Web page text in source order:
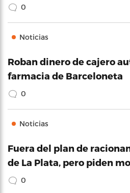
0
Noticias
Roban dinero de cajero
farmacia de Barceloneta
0
Noticias
Fuera del plan de
de La Plata, pero piden
0